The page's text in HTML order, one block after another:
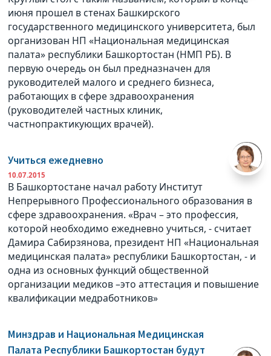
июня прошел в стенах Башкирского
государственного медицинского университета, был
организован НП «Национальная медицинская
палата» республики Башкортостан (НМП РБ). В
первую очередь он был предназначен для
руководителей малого и среднего бизнеса,
работающих в сфере здравоохранения
(руководителей частных клиник,
частнопрактикующих врачей).
Учиться ежедневно
10.07.2015
В Башкортостане начал работу Институт
Непрерывного Профессионального образования в
сфере здравоохранения. «Врач – это профессия,
которой необходимо ежедневно учиться, - считает
Дамира Сабирзянова, президент НП «Национальная
медицинская палата» республики Башкортостан, - и
одна из основных функций общественной
организации медиков –это аттестация и повышение
квалификации медработников»
Минздрав и Национальная Медицинская
Палата Республики Башкортостан будут